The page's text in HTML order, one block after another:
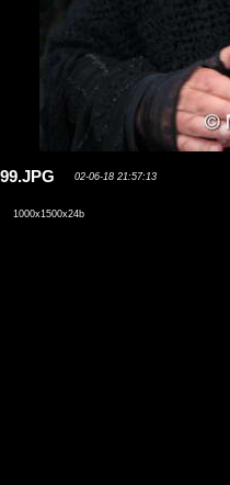
02-06-18 21:57:13
1000x1500x24b